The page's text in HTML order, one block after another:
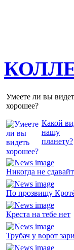
Умеете ли вы
хорошее?
Какой
нашу
планету?
Никогда не
По прозвищу
Креста на тебе нет
Трубач у ворот зари